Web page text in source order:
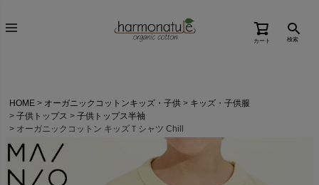
カート 検索
HOME オーガニックコットンキッズ・子供
キッズ・子供服
子供トップス
子供トップス半袖
オーガニックコットン キッズＴシャツ Chill